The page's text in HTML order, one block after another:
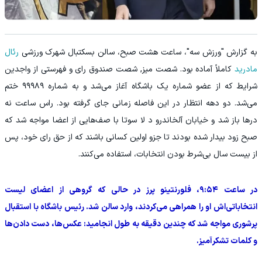
به گزارش "ورزش سه"، ساعت هشت صبح، سالن بسکتبال شهرک ورزشی رئال
مادرید کاملاً آماده بود. شصت میز, شصت صندوق رای و فهرستی از واجدین
شرایط که از عضو شماره یک باشگاه آغاز می‌شد و به شماره ۹۹۹۸۹ ختم
می‌شد. دو دهه انتظار در این فاصله زمانی جای گرفته بود. راس ساعت نه
درها باز شد و خیابان آلخاندرو د لا سوتا با صف‌هایی از اعضا مواجه شد که
صبح زود بیدار شده بودند تا جزو اولین کسانی باشند که از حق رای خود، پس
از بیست سال بی‌شرط بودن انتخابات، استفاده می‌کنند.
در ساعت ۹:۵۴، فلورنتینو پرز در حالی که گروهی از اعضای لیست
انتخاباتی‌اش او را همراهی می‌کردند، وارد سالن شد. رئیس باشگاه با استقبال
پرشوری مواجه شد که چندین دقیقه به طول انجامید: عکس‌ها، دست دادن‌ها
و کلمات تشکرآمیز.